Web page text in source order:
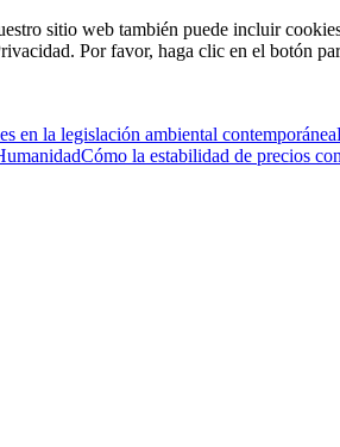
sitio web también puede incluir
Por favor, haga clic en el botón
en la legislación ambiental contemporánea
Cómo la estabilidad de precios